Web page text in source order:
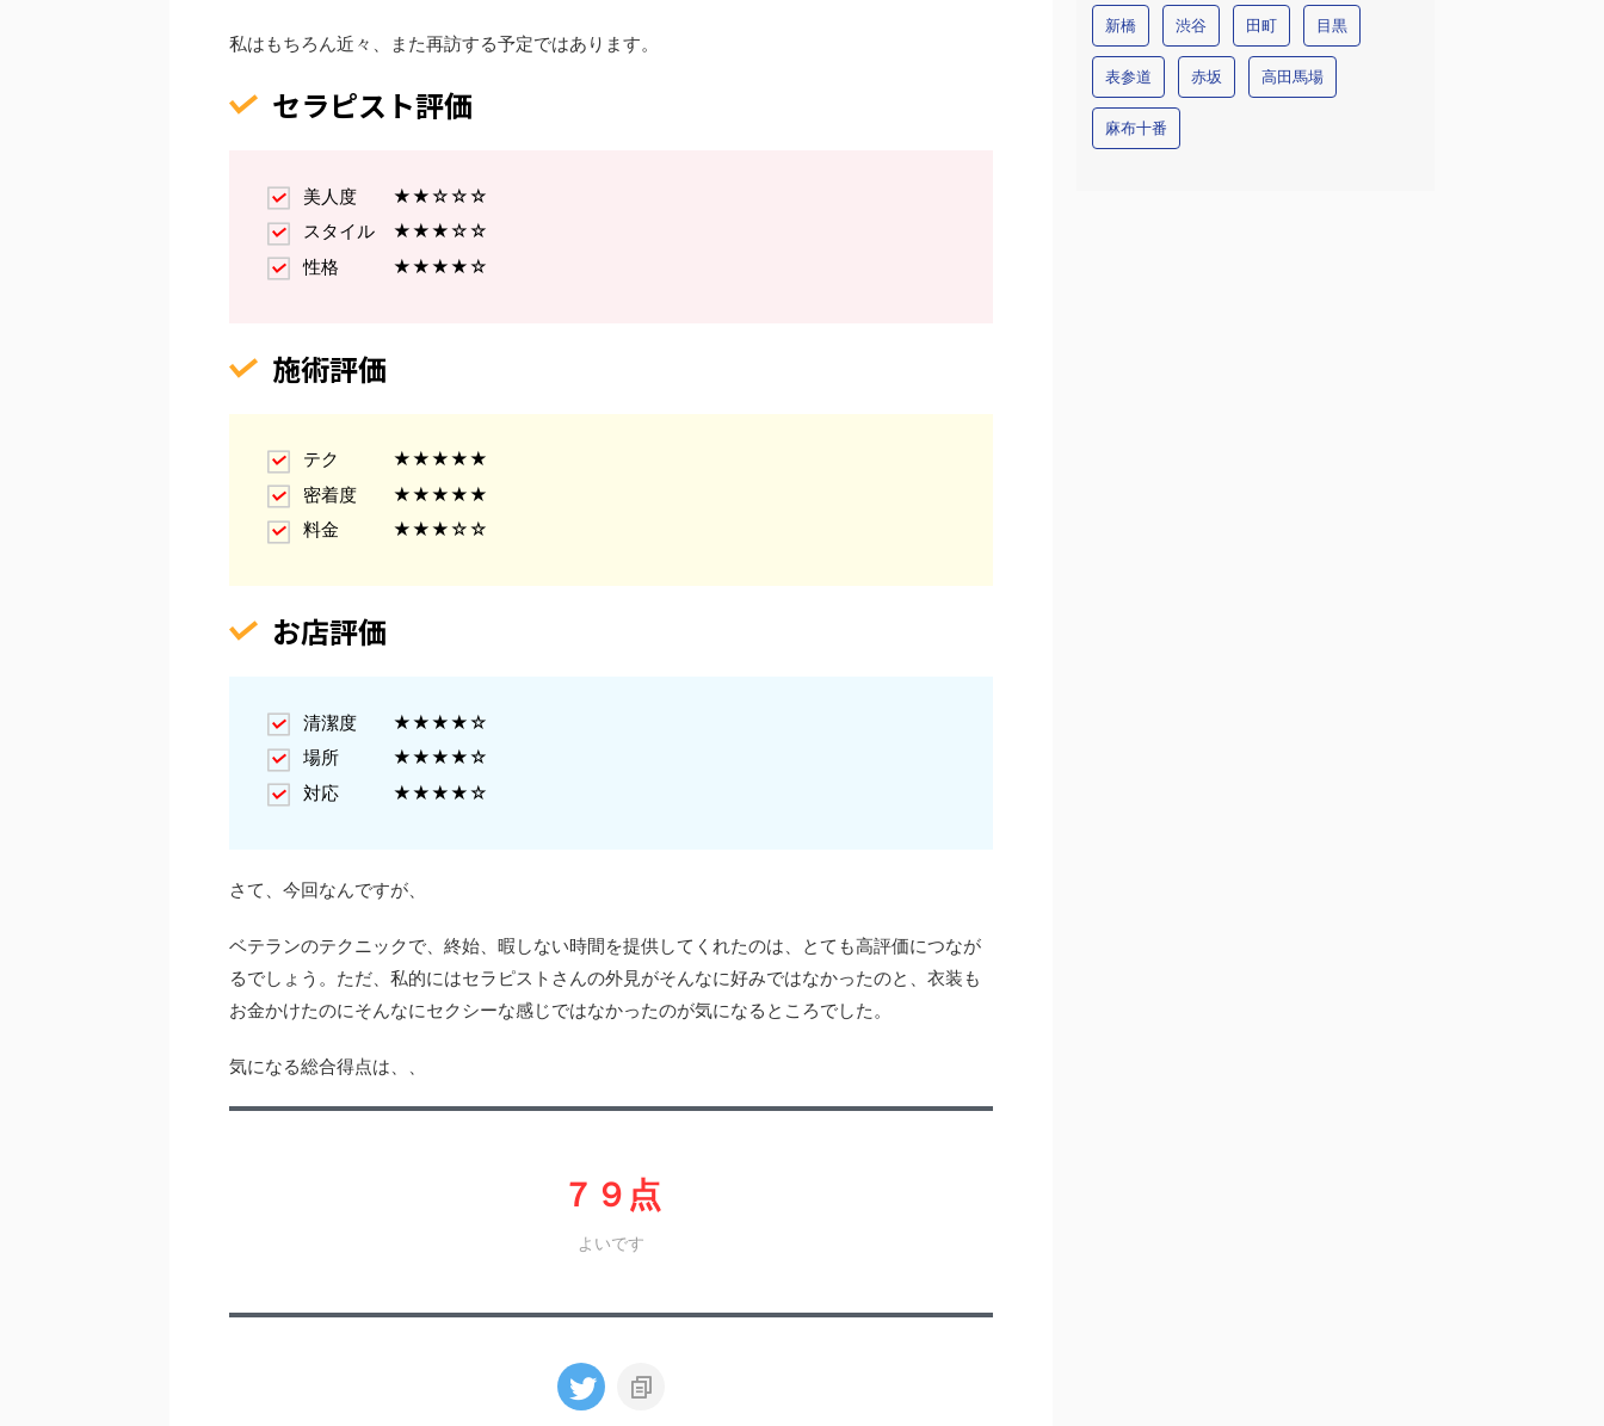
私はもちろん近々、また再訪する予定ではあります。
セラピスト評価
美人度 ★★☆☆☆
スタイル ★★★☆☆
性格 ★★★★☆
施術評価
テク ★★★★★
密着度 ★★★★★
料金 ★★★☆☆
お店評価
清潔度 ★★★★☆
場所 ★★★★☆
対応 ★★★★☆
さて、今回なんですが、
ベテランのテクニックで、終始、暇しない時間を提供してくれたのは、とても高評価につなが
るでしょう。ただ、私的にはセラピストさんの外見がそんなに好みではなかったのと、衣装も
お金かけたのにそんなにセクシーな感じではなかったのが気になるところでした。
気になる総合得点は、、
７９点
よいです
新橋 渋谷 田町 目黒
表参道 赤坂 高田馬場
麻布十番